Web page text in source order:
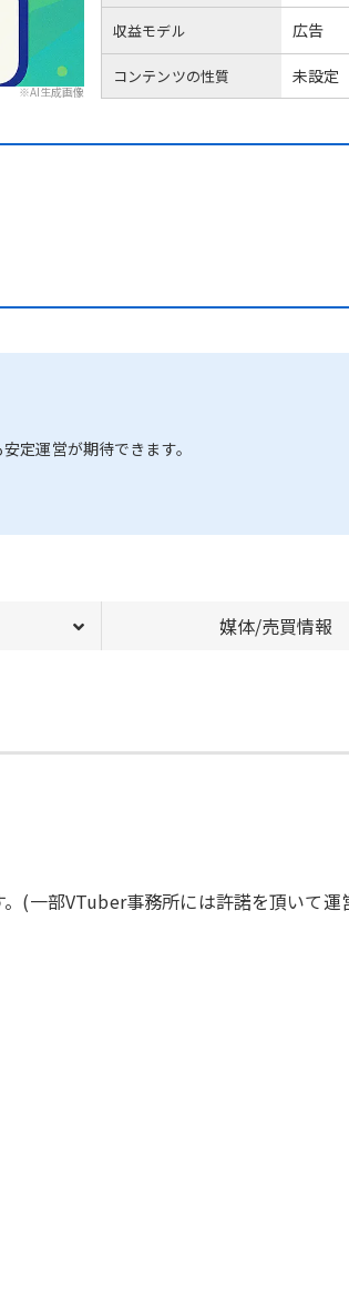
※AI生成画像
収益モデル 広告
コンテンツの性質 未設定
定運営が期待できます。
媒体/売買情報
(一部VTuber事務所には許諾を頂いて運